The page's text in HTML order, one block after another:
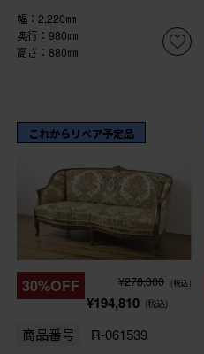
幅：2,220㎜
奥行：980㎜
高さ：880㎜
これからリペア予定品
30%OFF ¥278,300 (税込)
¥194,810 (税込)
商品番号 R-061539